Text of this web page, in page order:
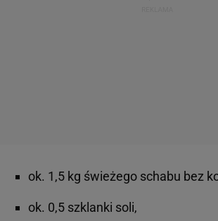
ok. 1,5 kg świeżego schabu bez
ok. 0,5 szklanki soli,